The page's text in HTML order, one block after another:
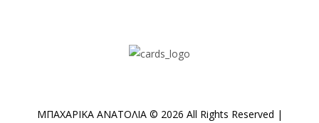
ΜΠΑΧΑΡΙΚΑ ΑΝΑΤΟΛΙΑ © 2026 All Rights Reserved |